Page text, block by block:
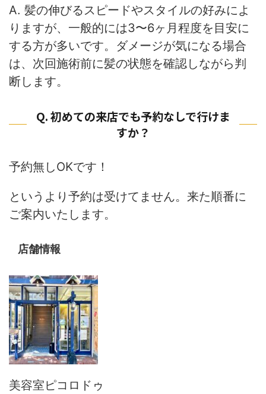
A. 髪の伸びるスピードやスタイルの好みによ
りますが、一般的には3〜6ヶ月程度を目安に
する方が多いです。ダメージが気になる場合
は、次回施術前に髪の状態を確認しながら判
断します。
Q. 初めての来店でも予約なしで行けま
すか？
予約無しOKです！
というより予約は受けてません。来た順番に
ご案内いたします。
店舗情報
美容室ピコロドゥ